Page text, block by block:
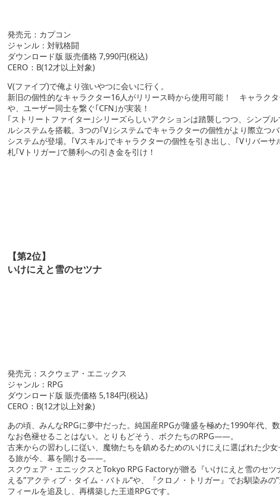
発売元：カプコン
ジャンル：対戦格闘
ダウンロード版 販売価格 7,990円(税込)
CERO：B(12才以上対象)
V(ファイブ)で俺より強いやつに会いに行く。
新旧の個性的なキャラクター16人がリリース時から使用可能！ キャラク
や、ユーザー同士を繋ぐ｢CFN｣が実装！
｢ストリートファイター｣シリーズらしいアクションは踏襲しつつ、シンプ
ルシステムを搭載。3つの｢V｣システムでキャラクターの個性がより際立つ
システムが登場。｢Vスキル｣でキャラクターの個性を引き出し、｢Vリバー
札｢Vトリガー｣で勝利への引き金を引け！
【第2位】
いけにえと雪のセツナ
発売元：スクウェア・エニックス
ジャンル：RPG
ダウンロード版 販売価格 5,184円(税込)
CERO：B(12才以上対象)
あの頃、みんなRPGに夢中だった。純国産RPGが隆盛を極めた1990年代、
なお色褪せることはない。とりもどそう、ボクたちのRPG――。
古来からの習わしに従い、魔物たちを鎮めるためのいけにえに選ばれた少
る旅が今、幕を開ける――。
スクウェア・エニックスとTokyo RPG Factoryが贈る『いけにえと雪のセ
える”アクティブ・タイム・バトル”や、『クロノ・トリガー』でお馴染みの
フィールを追及し、再構築した王道RPGです。